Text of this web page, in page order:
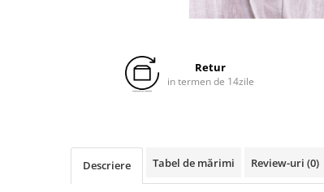
Retur
in termen de 14zile
Descriere Tabel de mărimi Review-uri (0)